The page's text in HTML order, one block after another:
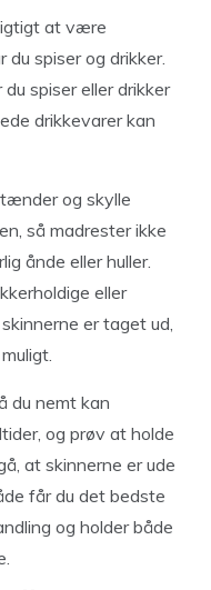
at være
spiser og drikker.
spiser eller drikker
drikkevarer kan
og skylle
så madrester ikke
ånde eller huller.
eller
er taget ud,
du nemt kan
og prøv at holde
at skinnerne er ude
får du det bedste
og holder både